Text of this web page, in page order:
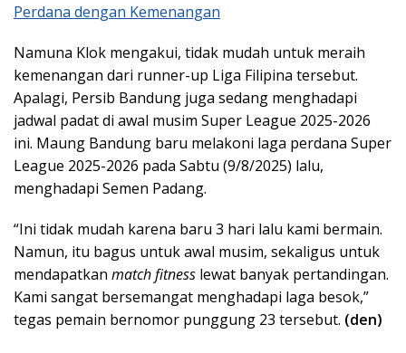
Perdana dengan Kemenangan
Namuna Klok mengakui, tidak mudah untuk meraih
kemenangan dari runner-up Liga Filipina tersebut.
Apalagi, Persib Bandung juga sedang menghadapi
jadwal padat di awal musim Super League 2025-2026
ini. Maung Bandung baru melakoni laga perdana Super
League 2025-2026 pada Sabtu (9/8/2025) lalu,
menghadapi Semen Padang.
“Ini tidak mudah karena baru 3 hari lalu kami bermain.
Namun, itu bagus untuk awal musim, sekaligus untuk
mendapatkan match fitness lewat banyak pertandingan.
Kami sangat bersemangat menghadapi laga besok,”
tegas pemain bernomor punggung 23 tersebut. (den)